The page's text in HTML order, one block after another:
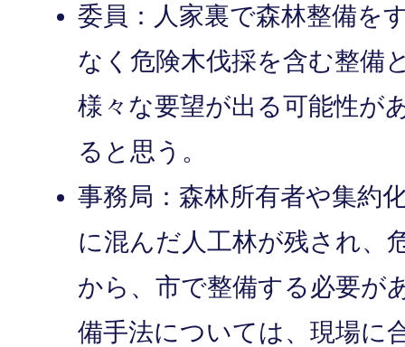
委員：人家裏で森林整備を
なく危険木伐採を含む整備
様々な要望が出る可能性が
ると思う。
事務局：森林所有者や集約
に混んだ人工林が残され、
から、市で整備する必要が
備手法については、現場に